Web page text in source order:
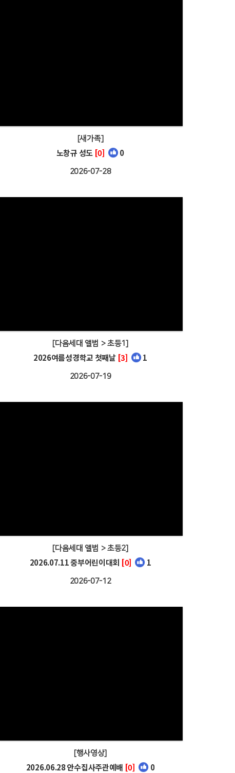
[새가족]
노창규 성도 [0] 0
2026-07-28
[다음세대 앨범 > 초등1]
2026여름성경학교 첫째날 [3] 1
2026-07-19
[다음세대 앨범 > 초등2]
2026.07.11 중부어린이대회 [0] 1
2026-07-12
[행사영상]
2026.06.28 안수집사주관예배 [0] 0